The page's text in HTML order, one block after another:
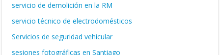
servicio de demolición en la RM
servicio técnico de electrodomésticos
Servicios de seguridad vehicular
sesiones fotográficas en Santiago